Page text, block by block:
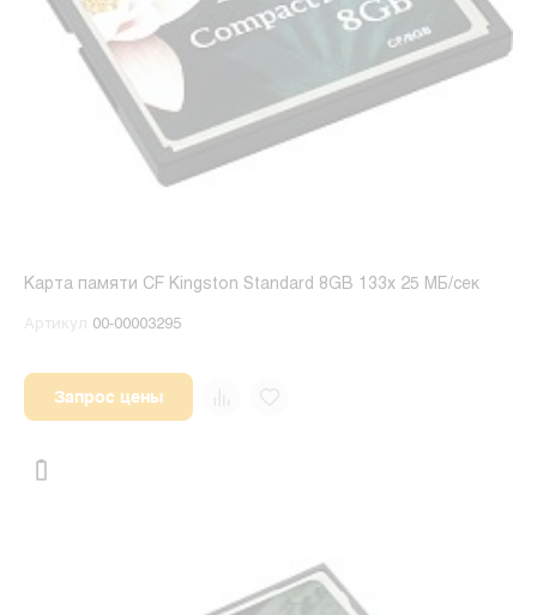
Карта памяти CF Kingston Standard 8GB 133x 25 МБ/сек
Артикул 00-00003295
Запрос цены